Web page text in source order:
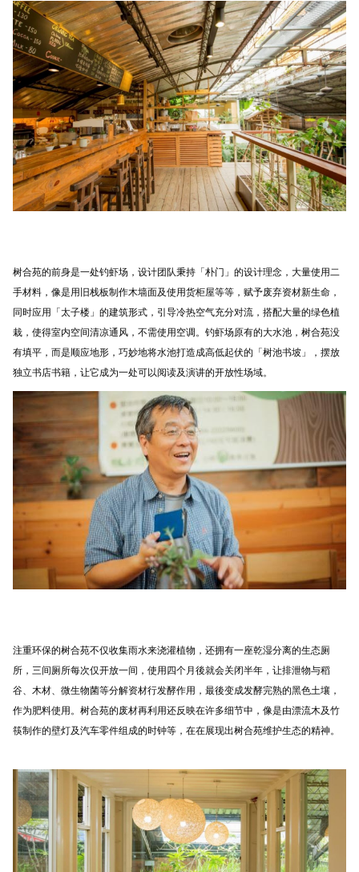
树合苑的前身是一处钓虾场，设计团队秉持「朴门」的设计理念，大量使用二
手材料，像是用旧栈板制作木墙面及使用货柜屋等等，赋予废弃资材新生命，
同时应用「太子楼」的建筑形式，引导冷热空气充分对流，搭配大量的绿色植
栽，使得室内空间清凉通风，不需使用空调。钓虾场原有的大水池，树合苑没
有填平，而是顺应地形，巧妙地将水池打造成高低起伏的「树池书坡」，摆放
独立书店书籍，让它成为一处可以阅读及演讲的开放性场域。
注重环保的树合苑不仅收集雨水来浇灌植物，还拥有一座乾湿分离的生态厕
所，三间厕所每次仅开放一间，使用四个月後就会关闭半年，让排泄物与稻
谷、木材、微生物菌等分解资材行发酵作用，最後变成发酵完熟的黑色土壤，
作为肥料使用。树合苑的废材再利用还反映在许多细节中，像是由漂流木及竹
筷制作的壁灯及汽车零件组成的时钟等，在在展现出树合苑维护生态的精神。